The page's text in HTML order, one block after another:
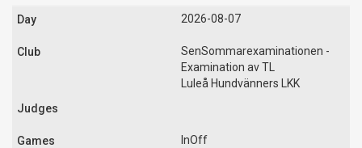
2026-08-07
SenSommarexaminationen -
Examination av TL
Luleå Hundvänners LKK
InOff